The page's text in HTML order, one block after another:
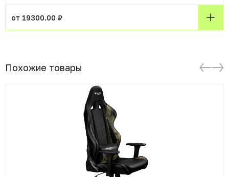
от 19300.00 ₽
Похожие товары